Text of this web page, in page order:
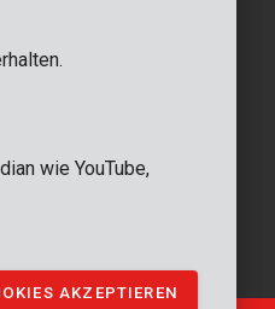
292 92 92
wie YouTube,
AKZEPTIEREN